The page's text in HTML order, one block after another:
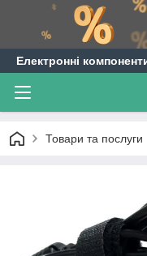
Електронні
Товари та послуги